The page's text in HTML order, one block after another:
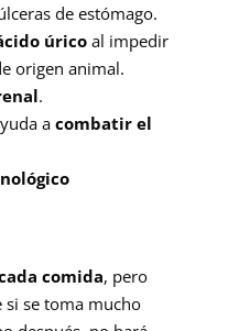
de estómago.
úricoal impedir
origen animal.
.
a combatir el
comida, pero
si se toma mucho